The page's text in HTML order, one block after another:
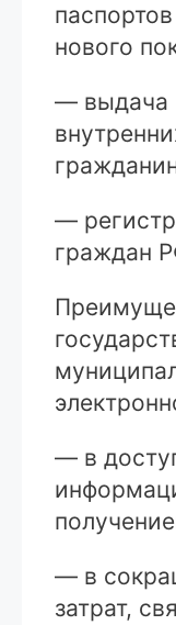
нового
— выдача
—
граждан
— в
— в
затрат,